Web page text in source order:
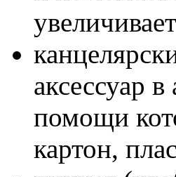
аксессуар
помощи
картон,